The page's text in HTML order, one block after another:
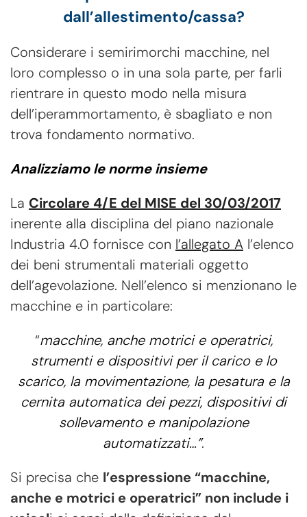
dall’allestimento/cassa?
Considerare i semirimorchi macchine, nel
loro complesso o in una sola parte, per farli
rientrare in questo modo nella misura
dell’iperammortamento, è sbagliato e non
trova fondamento normativo.
Analizziamo le norme insieme
La Circolare 4/E del MISE del 30/03/2017
inerente alla disciplina del piano nazionale
Industria 4.0 fornisce con l’allegato A l’elenco
dei beni strumentali materiali oggetto
dell’agevolazione. Nell’elenco si menzionano le
macchine e in particolare:
“macchine, anche motrici e operatrici,
strumenti e dispositivi per il carico e lo
scarico, la movimentazione, la pesatura e la
cernita automatica dei pezzi, dispositivi di
sollevamento e manipolazione
automatizzati…”.
Si precisa che l’espressione “macchine,
anche e motrici e operatrici” non include i